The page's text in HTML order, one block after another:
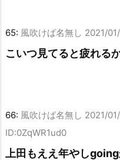
65: 風吹けば名無し 2021/
こいつ見てると疲れる
66: 風吹けば名無し 2021/
ID:0ZqWR1ud0
上田もええ年やし